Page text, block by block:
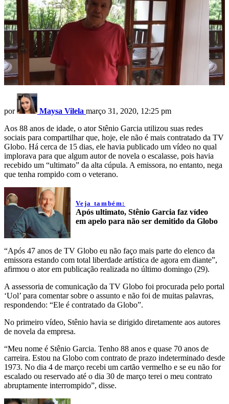
por Maysa Vilela março 31, 2020, 12:25 pm
Aos 88 anos de idade, o ator Stênio Garcia utilizou suas redes
sociais para compartilhar que, hoje, ele não é mais contratado da TV
Globo. Há cerca de 15 dias, ele havia publicado um vídeo no qual
implorava para que algum autor de novela o escalasse, pois havia
recebido um “ultimato” da alta cúpula. A emissora, no entanto, nega
que tenha rompido com o veterano.
Veja também:
Após ultimato, Stênio Garcia faz vídeo
em apelo para não ser demitido da Globo
“Após 47 anos de TV Globo eu não faço mais parte do elenco da
emissora estando com total liberdade artística de agora em diante”,
afirmou o ator em publicação realizada no último domingo (29).
A assessoria de comunicação da TV Globo foi procurada pelo portal
‘Uol’ para comentar sobre o assunto e não foi de muitas palavras,
respondendo: “Ele é contratado da Globo”.
No primeiro vídeo, Stênio havia se dirigido diretamente aos autores
de novela da empresa.
“Meu nome é Stênio Garcia. Tenho 88 anos e quase 70 anos de
carreira. Estou na Globo com contrato de prazo indeterminado desde
1973. No dia 4 de março recebi um cartão vermelho e se eu não for
escalado ou reservado até o dia 30 de março terei o meu contrato
abruptamente interrompido”, disse.